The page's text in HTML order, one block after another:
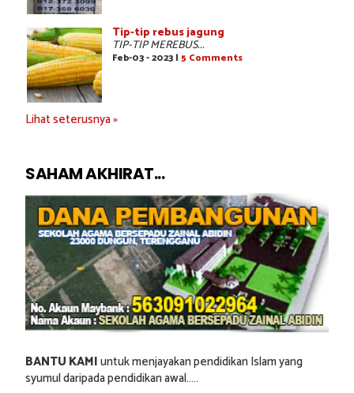
Tip-tip rebus jagung
TIP-TIP MEREBUS...
Feb-03 - 2023 | 5 Comments
Lihat seterusnya »
SAHAM AKHIRAT...
BANTU KAMIuntuk menjayakan pendidikan Islam yang
syumul daripada pendidikan awal.....